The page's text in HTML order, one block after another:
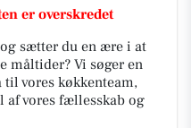
er overskredet
sætter du en ære i at
måltider? Vi søger en
vores køkkenteam,
af vores fællesskab og